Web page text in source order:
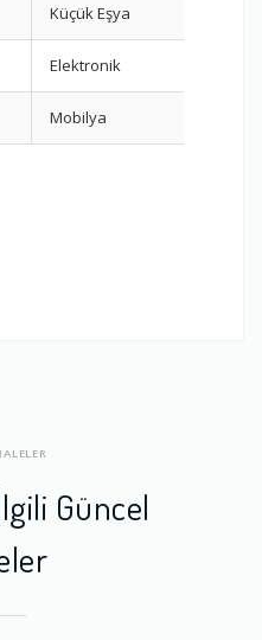
Küçük Eşya
Elektronik
Mobilya
Güncel